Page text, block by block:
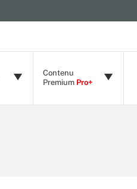
Contenu
Premium Pro+